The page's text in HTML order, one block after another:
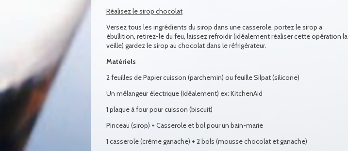
Réalisez le sirop chocolat
Versez tous les ingrédients du sirop dans une casserole, portez le sirop a
ébullition, retirez-le du feu, laissez refroidir (idéalement réaliser cette opération la
veille) gardez le sirop au chocolat dans le réfrigérateur.
Matériels
2 feuilles de Papier cuisson (parchemin) ou feuille Silpat (silicone)
Un mélangeur électrique (Idéalement) ex: KitchenAid
1 plaque à four pour cuisson (biscuit)
Pinceau (sirop) + Casserole et bol pour un bain-marie
1 casserole (crème ganache) + 2 bols (mousse chocolat et ganache)